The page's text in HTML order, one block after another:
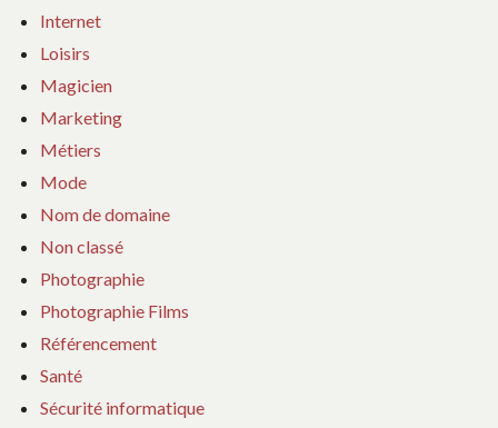
Internet
Loisirs
Magicien
Marketing
Métiers
Mode
Nom de domaine
Non classé
Photographie
Photographie Films
Référencement
Santé
Sécurité informatique